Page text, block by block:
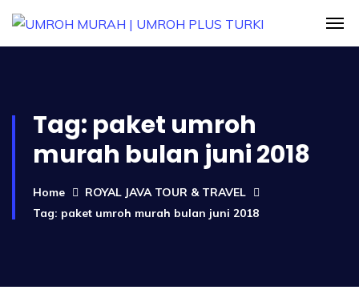
Tag: paket umroh
murah bulan juni 2018
Home
ROYAL JAVA TOUR & TRAVEL
Tag: paket umroh murah bulan juni 2018